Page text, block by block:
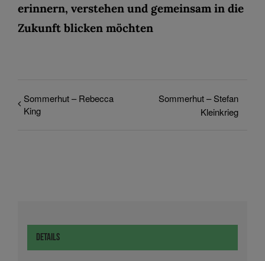
erinnern, verstehen und gemeinsam in die
Zukunft blicken möchten
Sommerhut – Rebecca
King
Sommerhut – Stefan
Kleinkrieg
Details